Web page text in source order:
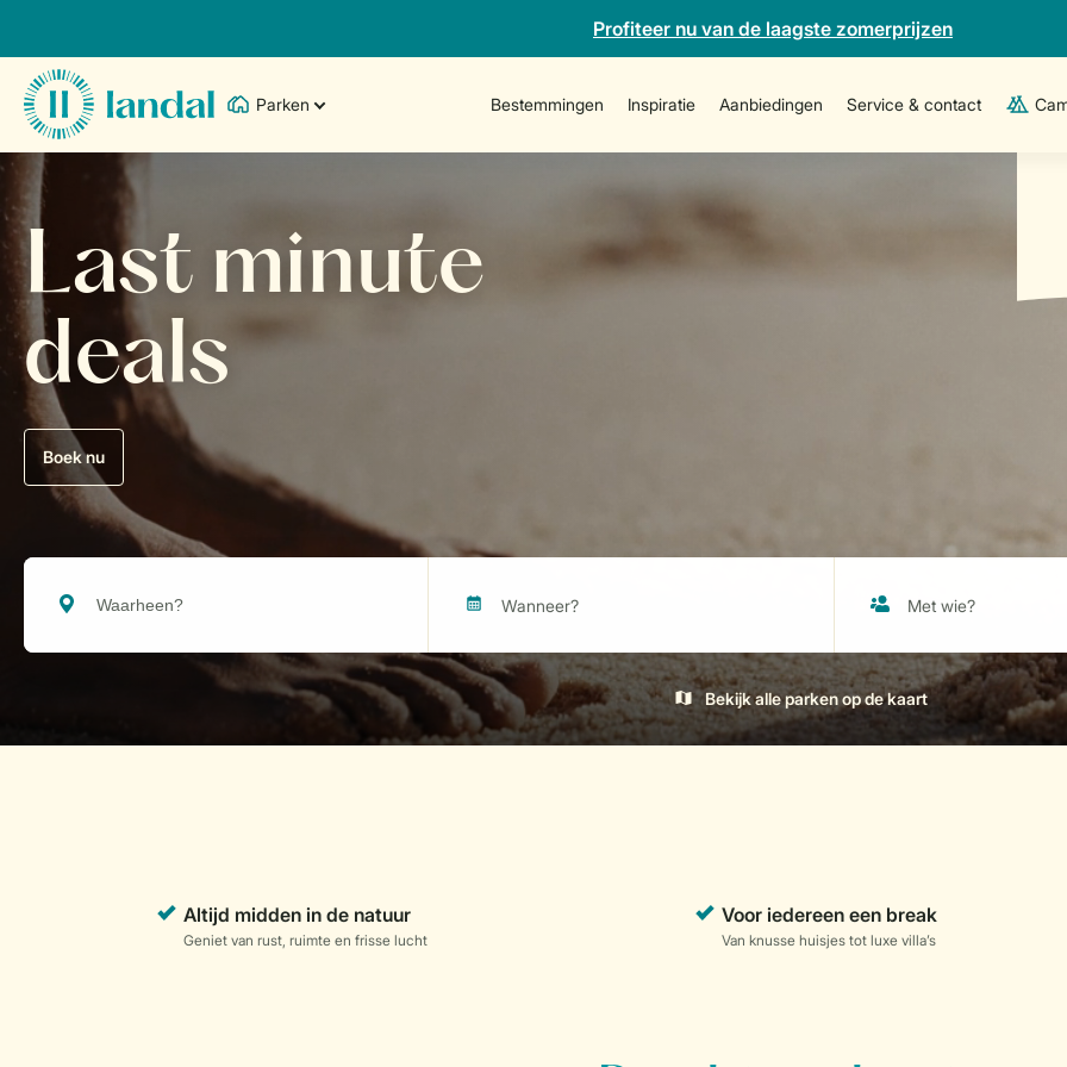
Profiteer nu van de laagste zomerprijzen
Parken Bestemmingen Inspiratie Aanbiedingen Service & contact
Last minute
deals
Boek nu
Bekijk alle parken op de kaart